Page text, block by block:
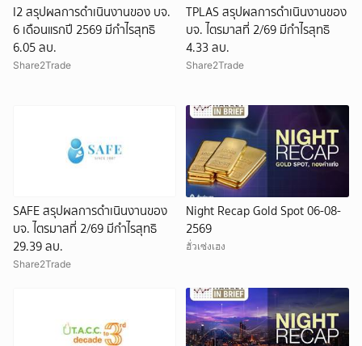
I2 สรุปผลการดำเนินงานของ บจ.
6 เดือนแรกปี 2569 มีกำไรสุทธิ
6.05 ลบ.
Share2Trade
TPLAS สรุปผลการดำเนินงานของ
บจ. ไตรมาสที่ 2/69 มีกำไรสุทธิ
4.33 ลบ.
Share2Trade
SAFE สรุปผลการดำเนินงานของ
บจ. ไตรมาสที่ 2/69 มีกำไรสุทธิ
29.39 ลบ.
Share2Trade
Night Recap Gold Spot 06-08-
2569
ฮั่วเซ่งเฮง